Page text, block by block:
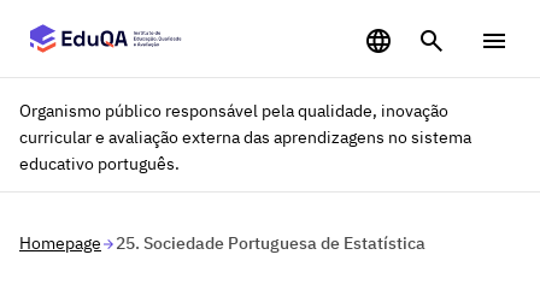
Organismo público responsável pela qualidade, inovação
curricular e avaliação externa das aprendizagens no sistema
educativo português.
Homepage 25. Sociedade Portuguesa de Estatística